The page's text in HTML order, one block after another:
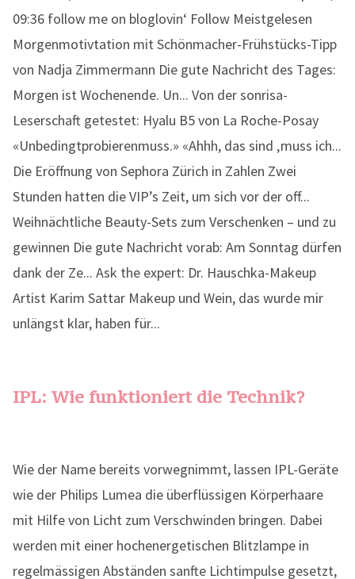
IPL: Wie funktioniert die Technik?
Wie der Name bereits vorwegnimmt, lassen IPL-Geräte
wie der Philips Lumea die überflüssigen Körperhaare
mit Hilfe von Licht zum Verschwinden bringen. Dabei
werden mit einer hochenergetischen Blitzlampe in
regelmässigen Abständen sanfte Lichtimpulse gesetzt,